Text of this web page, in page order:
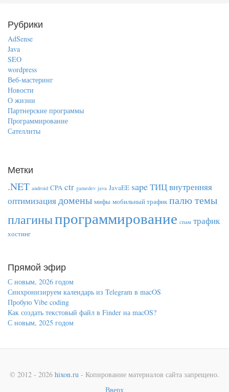
Рубрики
AdSense
Java
SEO
wordpress
Веб-мастеринг
Новости
О жизни
Партнерские программы
Программирование
Сателлиты
Метки
.NET android CPA ctr gamedev java JavaEE sapeТИЦвнутренняя
оптимизациядомены мифы мобильный трафик палю темы
плагиныпрограммирование спам трафик
хостинг
Прямой эфир
С новым, 2026 годом
Синхронизируем календарь из Telegram в macOS
Пробую Vibe coding
Как создать текстовый файл в Finder на macOS?
С новым, 2025 годом
© 2012 - 2026 hixon.ru - Копирование материалов сайта запрещено.
Вверх